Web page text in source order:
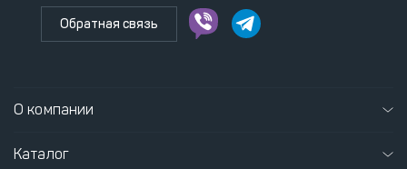
Обратная связь
О компании
Каталог